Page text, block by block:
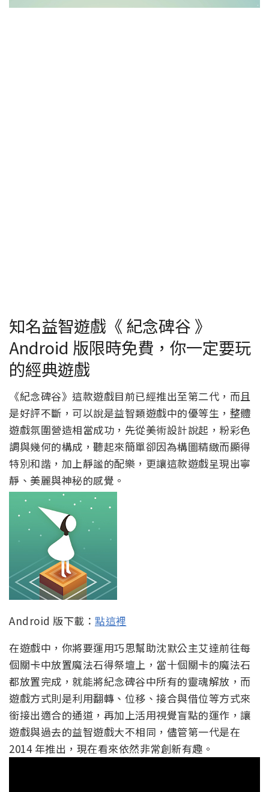
知名益智遊戲《 紀念碑谷 》
Android 版限時免費，你一定要玩
的經典遊戲
《紀念碑谷》這款遊戲目前已經推出至第二代，而且
是好評不斷，可以說是益智類遊戲中的優等生，整體
遊戲氛圍營造相當成功，先從美術設計說起，粉彩色
調與幾何的構成，聽起來簡單卻因為構圖精緻而顯得
特別和諧，加上靜謐的配樂，更讓這款遊戲呈現出寧
靜、美麗與神秘的感覺。
Android 版下載： 點這裡
在遊戲中，你將要運用巧思幫助沈默公主艾達前往每
個關卡中放置魔法石得祭壇上，當十個關卡的魔法石
都放置完成，就能將紀念碑谷中所有的靈魂解放，而
遊戲方式則是利用翻轉、位移、接合與借位等方式來
銜接出適合的通道，再加上活用視覺盲點的運作，讓
遊戲與過去的益智遊戲大不相同，儘管第一代是在
2014 年推出，現在看來依然非常創新有趣。